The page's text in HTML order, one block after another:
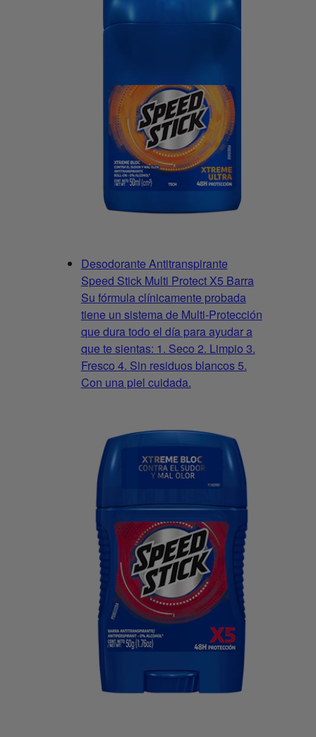
Desodorante Antitranspirante
Speed Stick Multi Protect X5 Barra
Su fórmula clínicamente probada
tiene un sistema de Multi-Protección
que dura todo el día para ayudar a
que te sientas: 1. Seco 2. Limpio 3.
Fresco 4. Sin residuos blancos 5.
Con una piel cuidada.